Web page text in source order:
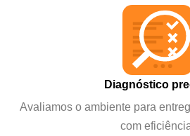
Diagnóstico
Avaliamos o ambiente para
com